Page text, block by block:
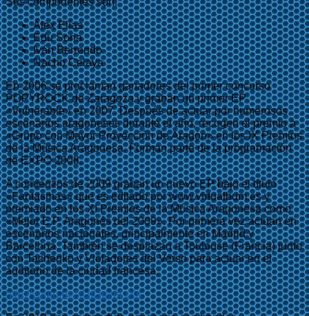
Álex Elías
Edu Soria
Iván Berrendo
Nacho Celaya
En 2006 se proclaman ganadores del primer concurso
POPYROCK de Zaragoza y graban un primer EP
«Vulnerable» en 2007. Después de actuar por numerosos
escenarios aragoneses durante el año, recogen el premio a
«Grupo con Mayor Proyección de Aragón» en los IX Premios
de la Música Aragonesa. Forman parte de la programación
de EXPO 2008.
A comienzos de 2009 graban un nuevo EP bajo el título
«Fantasmas» que es editado por www.virtualbum.es y
premiado en los XI Premios de la Música Aragonesa como
«Mejor E.P. Aragonés del 2009». Por primera vez actúan en
escenarios nacionales, principalmente en Madrid y
Barcelona. También se desplazan a Toulouse (Francia) junto
con Tachenko y Violadores del Verso para actuar en el
auditorio de la ciudad francesa.
http://youtu.be/xUtDmi8LtXs